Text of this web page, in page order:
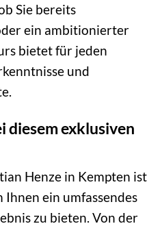
Sie bereits
ein ambitionierter
bietet für jeden
und
diesem exklusiven
Henze in Kempten ist
ein umfassendes
zu bieten. Von der